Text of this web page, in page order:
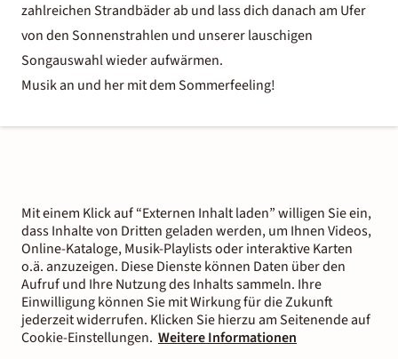
zahlreichen Strandbäder ab und lass dich danach am Ufer
von den Sonnenstrahlen und unserer lauschigen
Songauswahl wieder aufwärmen.
Musik an und her mit dem Sommerfeeling!
Mit einem Klick auf “Externen Inhalt laden” willigen Sie ein,
dass Inhalte von Dritten geladen werden, um Ihnen Videos,
Online-Kataloge, Musik-Playlists oder interaktive Karten
o.ä. anzuzeigen. Diese Dienste können Daten über den
Aufruf und Ihre Nutzung des Inhalts sammeln. Ihre
Einwilligung können Sie mit Wirkung für die Zukunft
jederzeit widerrufen. Klicken Sie hierzu am Seitenende auf
Cookie-Einstellungen. Weitere Informationen